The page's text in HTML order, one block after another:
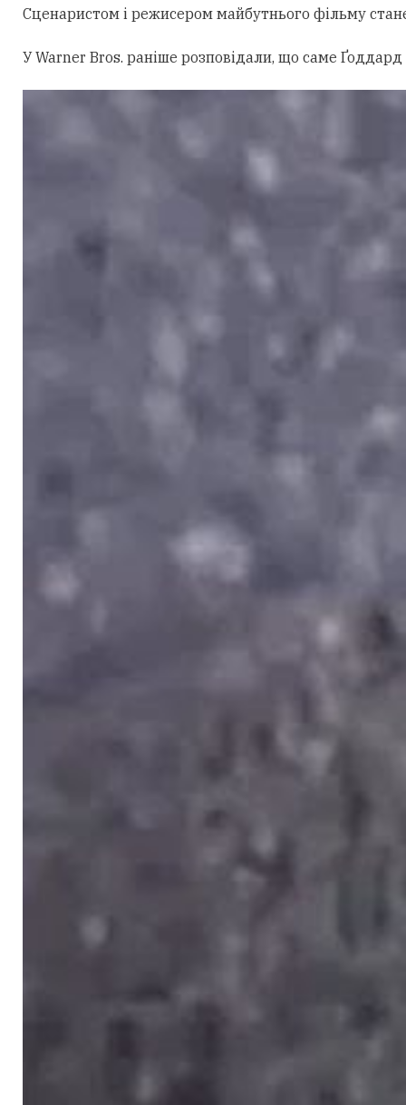
Сценаристом і режисером майбутнього фільму
У Warner Bros. раніше розповідали, що саме